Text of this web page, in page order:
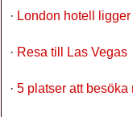
· London hotell
· Resa till Las Vegas
· 5 platser att